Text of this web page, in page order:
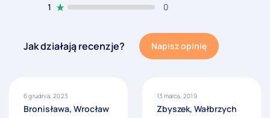
1 0
Jak działają recenzje? Napisz opinię
6 grudnia, 2023
Bronisława, Wrocław
13 marca, 2019
Zbyszek, Wałbrzych